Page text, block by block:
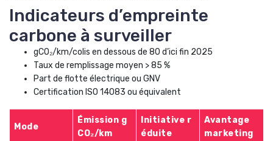
Indicateurs d’empreinte
carbone à surveiller
gCO₂/km/colis en dessous de 80 d’ici fin 2025
Taux de remplissage moyen > 85 %
Part de flotte électrique ou GNV
Certification ISO 14083 ou équivalent
Mode
Émission g
CO₂/km
Initiative r
éduite
Avantage
marketing